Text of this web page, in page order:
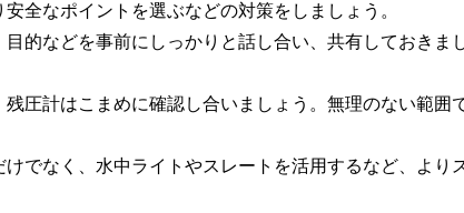
全なポイントを選ぶなどの対策をしましょう。
的などを事前にしっかりと話し合い、共有しておきま
圧計はこまめに確認し合いましょう。無理のない範囲
でなく、水中ライトやスレートを活用するなど、より